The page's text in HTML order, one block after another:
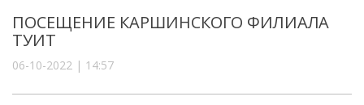
ПОСЕЩЕНИЕ КАРШИНСКОГО ФИЛИАЛА
ТУИТ
06-10-2022 | 14:57